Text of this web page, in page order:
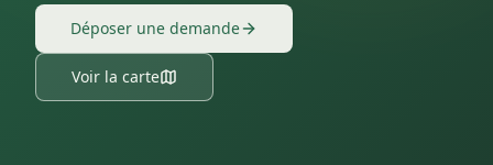
Déposer une demande
Voir la carte